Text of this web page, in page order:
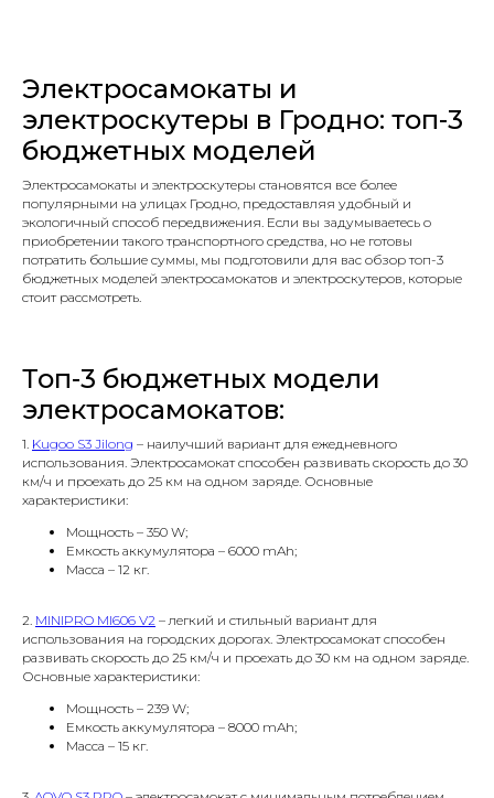
Электросамокаты и
электроскутеры в Гродно: топ-3
бюджетных моделей
Электросамокаты и электроскутеры становятся все более
популярными на улицах Гродно, предоставляя удобный и
экологичный способ передвижения. Если вы задумываетесь о
приобретении такого транспортного средства, но не готовы
потратить большие суммы, мы подготовили для вас обзор топ-3
бюджетных моделей электросамокатов и электроскутеров, которые
стоит рассмотреть.
Топ-3 бюджетных модели
электросамокатов:
1. Kugoo S3 Jilong – наилучший вариант для ежедневного
использования. Электросамокат способен развивать скорость до 30
км/ч и проехать до 25 км на одном заряде. Основные
характеристики:
Мощность – 350 W;
Емкость аккумулятора – 6000 mAh;
Масса – 12 кг.
2. MINIPRO MI606 V2 – легкий и стильный вариант для
использования на городских дорогах. Электросамокат способен
развивать скорость до 25 км/ч и проехать до 30 км на одном заряде.
Основные характеристики:
Мощность – 239 W;
Емкость аккумулятора – 8000 mAh;
Масса – 15 кг.